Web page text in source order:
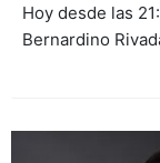
Hoy desde las
Bernardino